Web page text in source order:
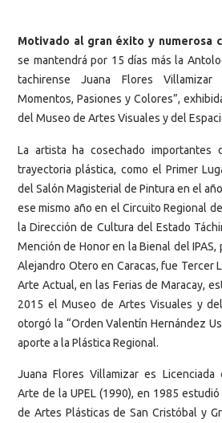
Motivado al gran éxito y numerosa
se mantendrá por 15 días más la
tachirense Juana Flores Villamizar
Momentos, Pasiones y Colores”,
del Museo de Artes Visuales y del
La artista ha cosechado importantes
trayectoria plástica, como el Primer
del Salón Magisterial de Pintura en el
ese mismo año en el Circuito Regional
la Dirección de Cultura del Estado
Mención de Honor en la Bienal del
Alejandro Otero en Caracas, fue Tercer
Arte Actual, en las Ferias de Maracay,
2015 el Museo de Artes Visuales y
otorgó la “Orden Valentín Hernández
aporte a la Plástica Regional.
Juana Flores Villamizar es Licenciada
Arte de la UPEL (1990), en 1985
de Artes Plásticas de San Cristóbal y